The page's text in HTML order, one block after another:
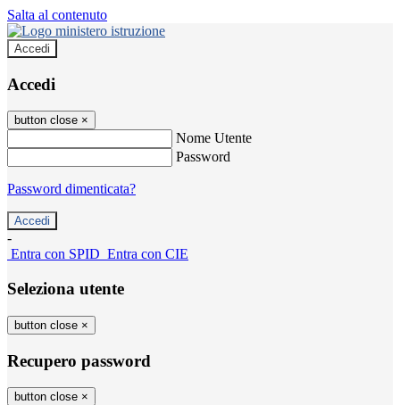
Salta al contenuto
Accedi
Accedi
button close ×
Nome Utente
Password
Password dimenticata?
-
Entra con SPID Entra con CIE
Seleziona utente
button close ×
Recupero password
button close ×